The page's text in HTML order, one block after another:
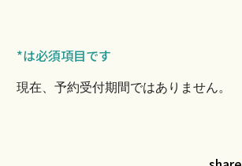
*は必須項目です
現在、予約受付期間ではありません。